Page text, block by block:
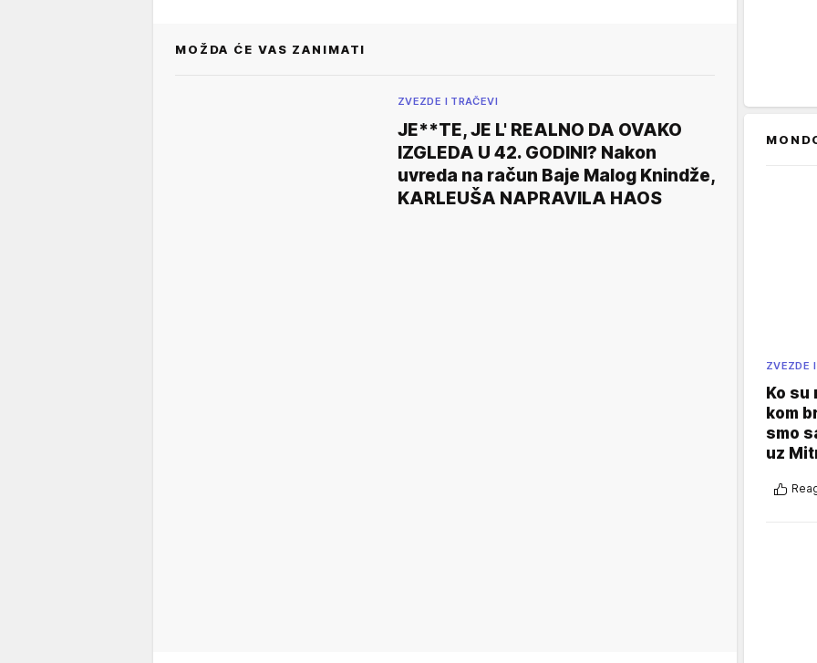
MOŽDA ĆE VAS ZANIMATI
ZVEZDE I TRAČEVI
JE**TE, JE L' REALNO DA OVAKO
IZGLEDA U 42. GODINI? Nakon
uvreda na račun Baje Malog Knindže,
KARLEUŠA NAPRAVILA HAOS
ZVEZDE
Ko su
kom
smo
uz